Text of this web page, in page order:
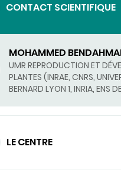
CONTACT SCIENTIFIQUE
MOHAMMED
(ENVOYER
UN
COURRIEL)
UMR REPRODUCTION ET
PLANTES (INRAE, CNRS,
BERNARD LYON 1, INRIA, ENS
LE CENTRE